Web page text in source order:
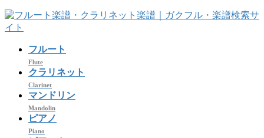
コ
ン
ナ
ビ
フルート
Flute
クラリネット
Clarinet
マンドリン
Mandolin
ピアノ
Piano